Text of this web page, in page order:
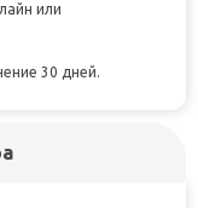
или
30 дней.